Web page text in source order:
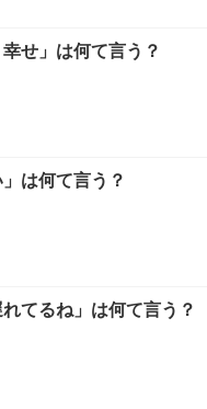
せ」は何て言う？
は何て言う？
てるね」は何て言う？